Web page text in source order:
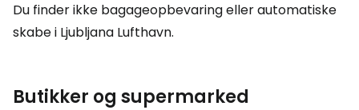
Du finder ikke bagageopbevaring eller automatiske
skabe i Ljubljana Lufthavn.
Butikker og supermarked